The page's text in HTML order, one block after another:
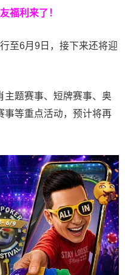
福利来了！
至6月9日，接下来还将迎
主题赛事、短牌赛事、奥
事等重点活动，预计将再